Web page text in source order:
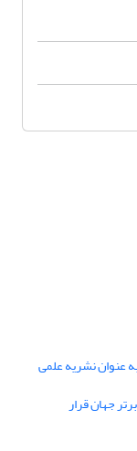
عنوان نشریه علمی
جهان قرار